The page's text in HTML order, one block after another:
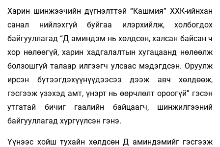
Харин шинжээчийн дүгнэлттэй “Кашмия” ХХК-ийнхан
санал нийлэхгүй буйгаа илэрхийлж, холбогдох
байгууллагад “Д аминдэм нь хөлдсөн, халсан байсан ч
хор нөлөөгүй, харин хадгалалтын хугацаанд нөлөөлж
болзошгүй талаар илгээгч улсаас мэдэгдсэн. Оруулж
ирсэн бүтээгдэхүүнүүдээсээ дээж авч хөлдөөж,
гэсгээж үзэхэд амт, үнэрт нь өөрчлөлт ороогүй” гэсэн
утгатай бичиг гаалийн байцаагч, шинжилгээний
байгууллагад хүргүүлсэн гэнэ.
Үүнээс хойш тухайн хөлдсөн Д аминдэмийг гэсгээж